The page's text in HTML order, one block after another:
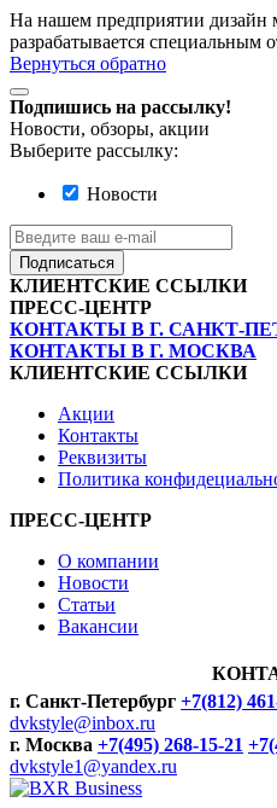
На нашем предприятии дизайн
разрабатывается специальным
Вернуться обратно
Подпишись на рассылку!
Новости, обзоры, акции
Выберите рассылку:
Новости
Подписаться
КЛИЕНТСКИЕ ССЫЛКИ
ПРЕСС-ЦЕНТР
КОНТАКТЫ В Г. САНКТ-
КОНТАКТЫ В Г. МОСКВА
КЛИЕНТСКИЕ ССЫЛКИ
Акции
Контакты
Реквизиты
Политика
ПРЕСС-ЦЕНТР
О компании
Новости
Статьи
Вакансии
г. Санкт-Петербург +7(812)
dvkstyle@inbox.ru
г. Москва +7(495) 268-15-21
dvkstyle1@yandex.ru